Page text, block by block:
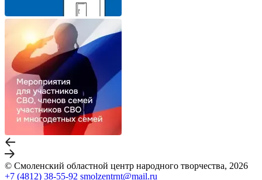
© Смоленский областной центр народного творчества, 2026
+7 (4812) 38-55-92 smolzentrnt@mail.ru